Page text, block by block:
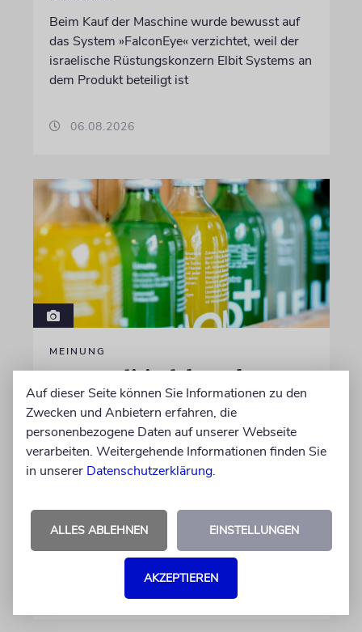
Beim Kauf der Maschine wurde bewusst auf
das System »FalconEye« verzichtet, weil der
israelische Rüstungskonzern Elbit Systems an
dem Produkt beteiligt ist
06.08.2026
MEINUNG
Kann politisch korrekte
Limonade antisemitisch
sein?
Beim FC St. Pauli ist der langjährige Kapitän
Jackson Irvine weg, doch bei der politisch
anti-israelische Australier weiter im
Aufsichtsrat
06.08.2026
Auf dieser Seite können Sie Informationen zu den
Zwecken und Anbietern erfahren, die
personenbezogene Daten auf unserer Webseite
verarbeiten. Weitergehende Informationen finden Sie
in unserer Datenschutzerklärung.
ALLES ABLEHNEN EINSTELLUNGEN
AKZEPTIEREN